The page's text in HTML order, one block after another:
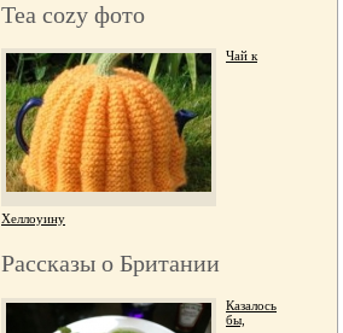
Tea cozy фото
Чай к
Хеллоуину
Рассказы о Британии
Казалось
бы,